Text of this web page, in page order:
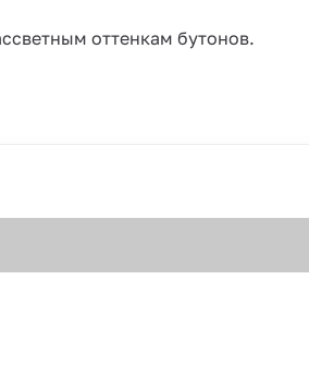
оттенкам бутонов.